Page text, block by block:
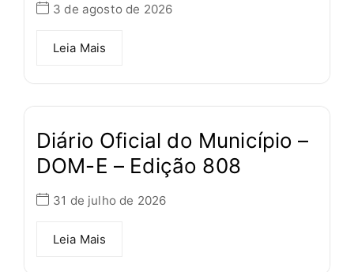
3 de agosto de 2026
Leia Mais
Diário Oficial do Município –
DOM-E – Edição 808
31 de julho de 2026
Leia Mais